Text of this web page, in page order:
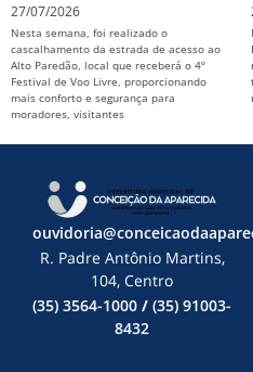
27/07/2026
Nesta semana, foi realizado o
cascalhamento da estrada de acesso ao
Alto Paredão, local que receberá o 4º
Festival de Voo Livre, proporcionando
mais conforto e segurança para
moradores, visitantes
R. Padre Antônio Martins,
104, Centro
(35) 3564-1000 / (35) 91003-
8432